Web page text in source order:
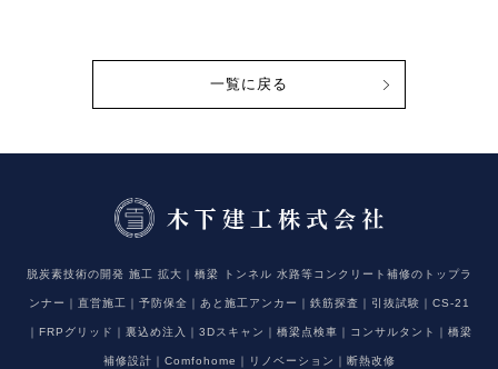
一覧に戻る
脱炭素技術の開発 施工 拡大｜橋梁 トンネル 水路等コンクリート補修のトップラ
ンナー｜直営施工｜予防保全｜あと施工アンカー｜鉄筋探査｜引抜試験｜CS-21
｜FRPグリッド｜裏込め注入｜3Dスキャン｜橋梁点検車｜コンサルタント｜橋梁
補修設計｜Comfohome｜リノベーション｜断熱改修